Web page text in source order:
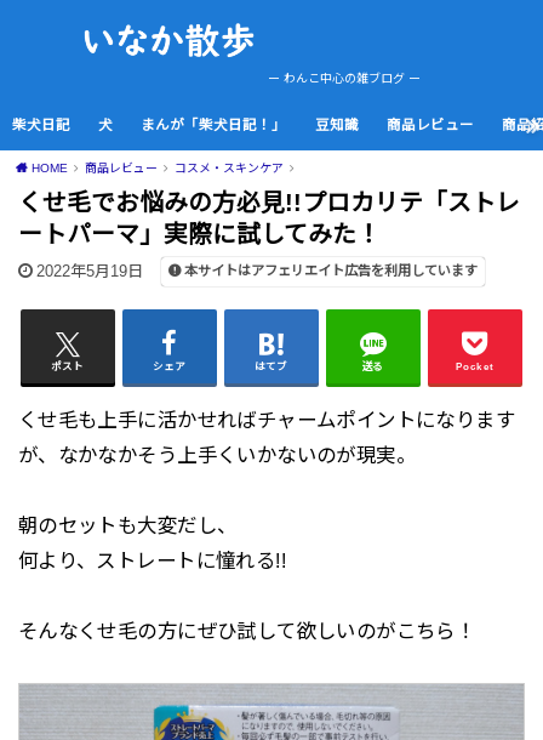
ー わんこ中心の雑ブログ ー
柴犬日記 犬 まんが「柴犬日記！」 豆知識 商品レビュー 商品
HOME 商品レビュー コスメ・スキンケア
くせ毛でお悩みの方必見!!プロカリテ「ストレ
ートパーマ」実際に試してみた！
2022年5月19日 本サイトはアフェリエイト広告を利用しています
ポスト シェア はてブ 送る Pocket
くせ毛も上手に活かせればチャームポイントになります
が、なかなかそう上手くいかないのが現実。
朝のセットも大変だし、
何より、ストレートに憧れる!!
そんなくせ毛の方にぜひ試して欲しいのがこちら！